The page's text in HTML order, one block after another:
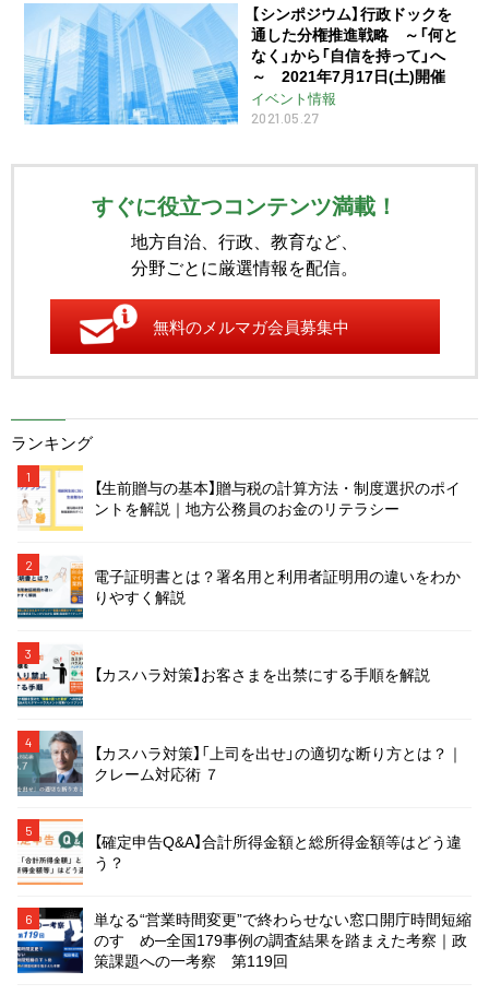
【シンポジウム】行政ドックを
通した分権推進戦略 ～「何と
なく」から「自信を持って」へ
～ 2021年7月17日(土)開催
イベント情報
2021.05.27
すぐに役立つコンテンツ満載！
地方自治、行政、教育など、
分野ごとに厳選情報を配信。
無料のメルマガ会員募集中
ランキング
1
【生前贈与の基本】贈与税の計算方法・制度選択のポイ
ントを解説｜地方公務員のお金のリテラシー
2
電子証明書とは？署名用と利用者証明用の違いをわか
りやすく解説
3
【カスハラ対策】お客さまを出禁にする手順を解説
4
【カスハラ対策】「上司を出せ」の適切な断り方とは？｜
クレーム対応術 ７
5
【確定申告Q&A】合計所得金額と総所得金額等はどう違
う？
6
単なる“営業時間変更”で終わらせない窓口開庁時間短縮
のすゝめ─全国179事例の調査結果を踏まえた考察｜政
策課題への一考察 第119回